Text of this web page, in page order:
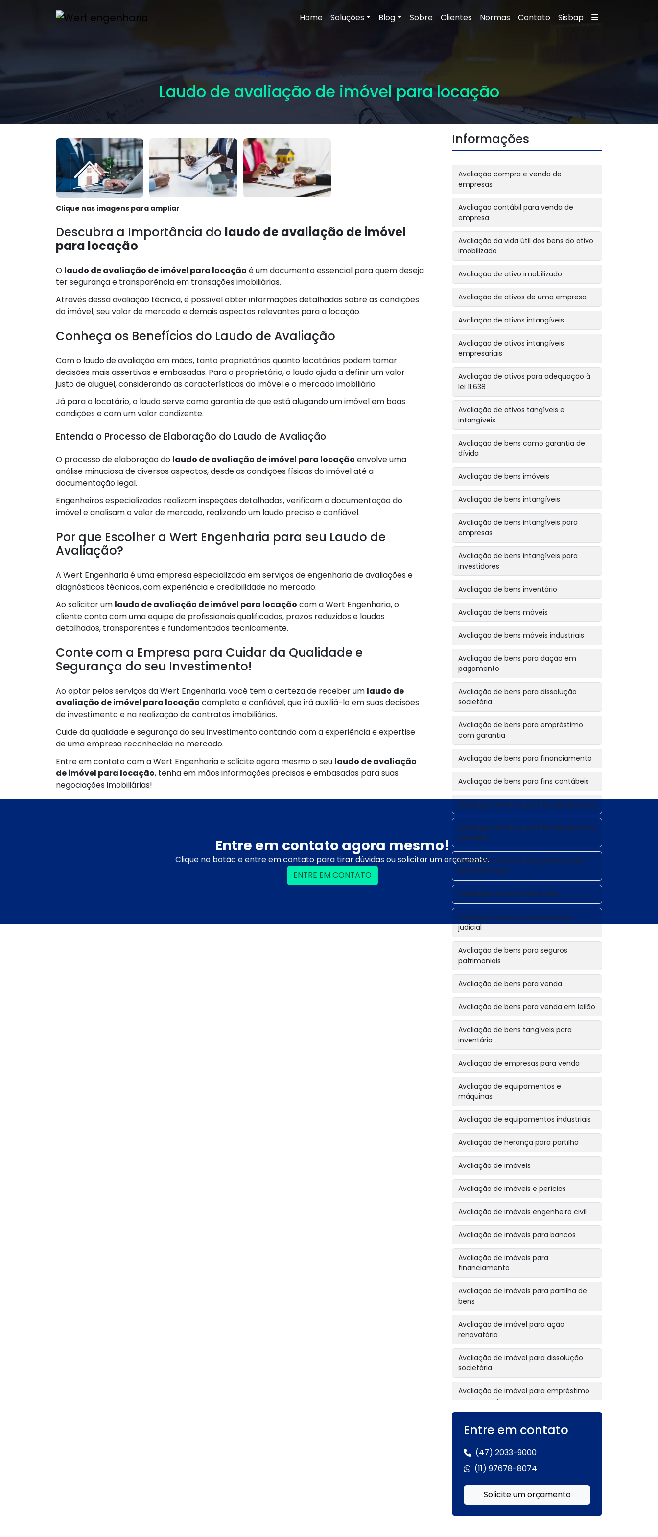
Home Soluções Blog Sobre Clientes Normas Contato Sisbap
HomeInformações Laudo de avaliação de imóvel para locação
Laudo de avaliação de imóvel para locação
Clique nas imagens para ampliar
Descubra a Importância do laudo de avaliação de imóvel
para locação
O laudo de avaliação de imóvel para locação é um documento essencial para quem deseja
ter segurança e transparência em transações imobiliárias.
Através dessa avaliação técnica, é possível obter informações detalhadas sobre as condições
do imóvel, seu valor de mercado e demais aspectos relevantes para a locação.
Conheça os Benefícios do Laudo de Avaliação
Com o laudo de avaliação em mãos, tanto proprietários quanto locatários podem tomar
decisões mais assertivas e embasadas. Para o proprietário, o laudo ajuda a definir um valor
justo de aluguel, considerando as características do imóvel e o mercado imobiliário.
Já para o locatário, o laudo serve como garantia de que está alugando um imóvel em boas
condições e com um valor condizente.
Entenda o Processo de Elaboração do Laudo de Avaliação
O processo de elaboração do laudo de avaliação de imóvel para locação envolve uma
análise minuciosa de diversos aspectos, desde as condições físicas do imóvel até a
documentação legal.
Engenheiros especializados realizam inspeções detalhadas, verificam a documentação do
imóvel e analisam o valor de mercado, realizando um laudo preciso e confiável.
Por que Escolher a Wert Engenharia para seu Laudo de
Avaliação?
A Wert Engenharia é uma empresa especializada em serviços de engenharia de avaliações e
diagnósticos técnicos, com experiência e credibilidade no mercado.
Ao solicitar um laudo de avaliação de imóvel para locação com a Wert Engenharia, o
cliente conta com uma equipe de profissionais qualificados, prazos reduzidos e laudos
detalhados, transparentes e fundamentados tecnicamente.
Conte com a Empresa para Cuidar da Qualidade e
Segurança do seu Investimento!
Ao optar pelos serviços da Wert Engenharia, você tem a certeza de receber um laudo de
avaliação de imóvel para locação completo e confiável, que irá auxiliá-lo em suas decisões
de investimento e na realização de contratos imobiliários.
Cuide da qualidade e segurança do seu investimento contando com a experiência e expertise
de uma empresa reconhecida no mercado.
Entre em contato com a Wert Engenharia e solicite agora mesmo o seu laudo de avaliação
de imóvel para locação, tenha em mãos informações precisas e embasadas para suas
negociações imobiliárias!
Entre em contato agora mesmo!
Clique no botão e entre em contato para tirar dúvidas ou solicitar um orçamento.
ENTRE EM CONTATO
Informações
Avaliação compra e venda de
empresas
Avaliação contábil para venda de
empresa
Avaliação da vida útil dos bens do ativo
imobilizado
Avaliação de ativo imobilizado
Avaliação de ativos de uma empresa
Avaliação de ativos intangíveis
Avaliação de ativos intangíveis
empresariais
Avaliação de ativos para adequação à
lei 11.638
Avaliação de ativos tangíveis e
intangíveis
Avaliação de bens como garantia de
dívida
Avaliação de bens imóveis
Avaliação de bens intangíveis
Avaliação de bens intangíveis para
empresas
Avaliação de bens intangíveis para
investidores
Avaliação de bens inventário
Avaliação de bens móveis
Avaliação de bens móveis industriais
Avaliação de bens para dação em
pagamento
Avaliação de bens para dissolução
societária
Avaliação de bens para empréstimo
com garantia
Avaliação de bens para financiamento
Avaliação de bens para fins contábeis
Avaliação de bens para fins de garantia
Avaliação de bens para fins de garantia
bancária
Avaliação de bens para garantia em
financiamento
Avaliação de bens para leilão
Avaliação de bens para processo
judicial
Avaliação de bens para seguros
patrimoniais
Avaliação de bens para venda
Avaliação de bens para venda em leilão
Avaliação de bens tangíveis para
inventário
Avaliação de empresas para venda
Avaliação de equipamentos e
máquinas
Avaliação de equipamentos industriais
Avaliação de herança para partilha
Avaliação de imóveis
Avaliação de imóveis e perícias
Avaliação de imóveis engenheiro civil
Avaliação de imóveis para bancos
Avaliação de imóveis para
financiamento
Avaliação de imóveis para partilha de
bens
Avaliação de imóvel para ação
renovatória
Avaliação de imóvel para dissolução
societária
Avaliação de imóvel para empréstimo
com garantia
Avaliação de imóvel para garantia
hipotecária
Avaliação de imóvel para inventário
extrajudicial
Avaliação de imóvel para leilão
Entre em contato
(47) 2033-9000
(11) 97678-8074
Solicite um orçamento